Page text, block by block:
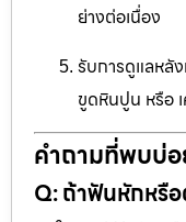
ย่างต่อเนื่อง
รับการดูแลหลั
ขูดหินปูน หรือ
คำถามที่พบบ่
Q: ถ้าฟันหักหรื